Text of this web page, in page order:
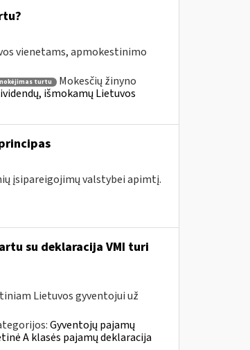
vienetams, apmokestinimo
turtu
Mokesčių žinyno
išmokamų Lietuvos
įsipareigojimų valstybei apimtį.
su deklaracija VMI turi
Lietuvos gyventojui už
Gyventojų pajamų
A klasės pajamų deklaracija